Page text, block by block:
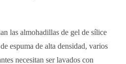
las almohadillas de gel de sílice
espuma de alta densidad, varios
necesitan ser lavados con